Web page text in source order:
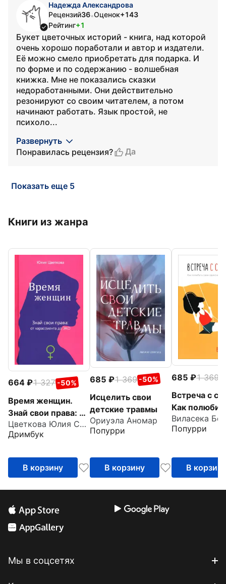
Надежда Александрова
Рецензий36•Оценок+143
Рейтинг+1
Букет цветочных историй - книга, над которой
очень хорошо поработали и автор и издатели.
Её можно смело приобретать для подарка. И
по форме и по содержанию - волшебная
книжка. Мне не показались сказки
недоработанными. Они действительно
резонируют со своим читателем, а потом
начинают работать. Язык простой, не
психоло...
Развернуть
Понравилась рецензия?
Да
Показать еще 5
Книги из жанра
664 1 327 -50%
Время женщин.
Знай свои права: от
харассмента до
ЭКО
Цветкова Юлия Сергеевна
Дримбук
В корзину
685 1 369 -50%
Исцелить свои
детские травмы
Ориуэла Аномар
Попурри
В корзину
685 1 369
Встреча с
Как
одиночество
Виласека
Попурри
В корзину
Мы в соцсетях